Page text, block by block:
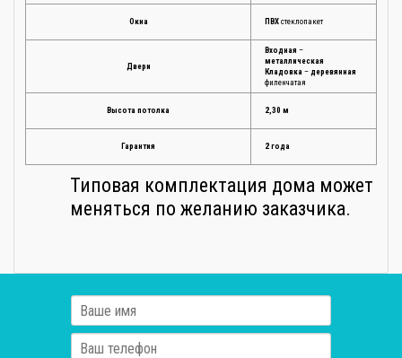
Окна ПВХ стеклопакет
Двери
Входная –
металлическая
Кладовка – деревянная
филенчатая
Высота потолка 2,30 м
Гарантия 2 года
Типовая комплектация дома может
меняться по желанию заказчика.